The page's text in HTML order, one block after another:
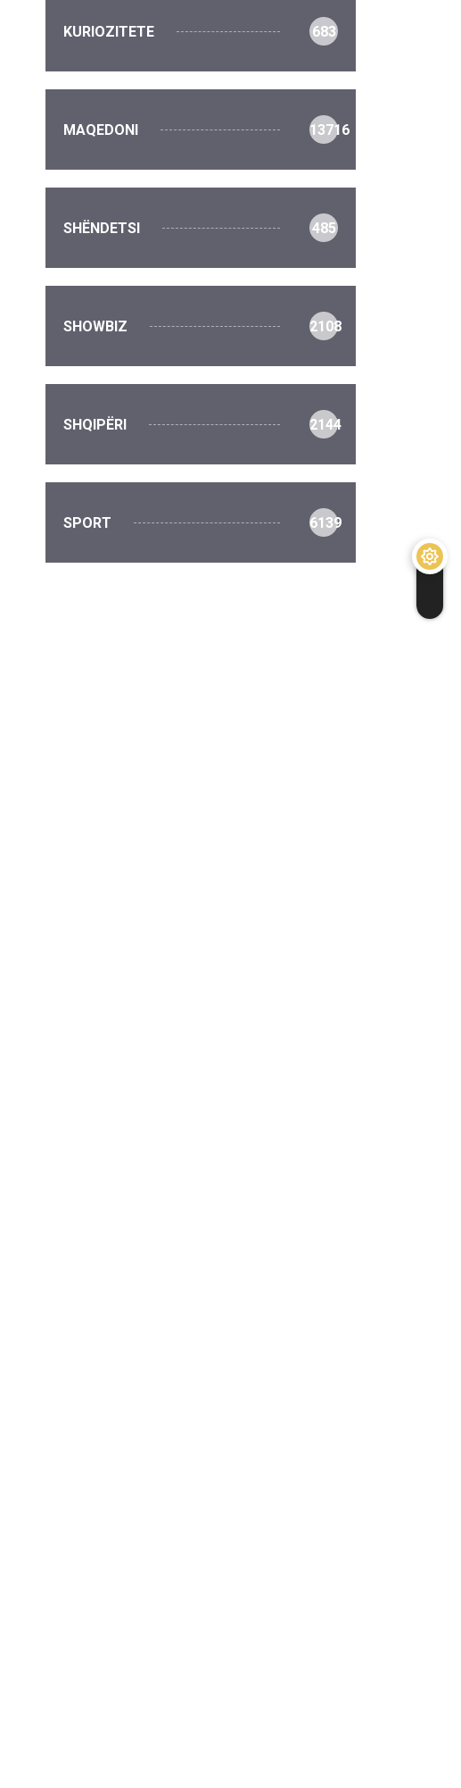
KURIOZITETE 683
MAQEDONI 13716
SHËNDETSI 485
SHOWBIZ 2108
SHQIPËRI 2144
SPORT 6139